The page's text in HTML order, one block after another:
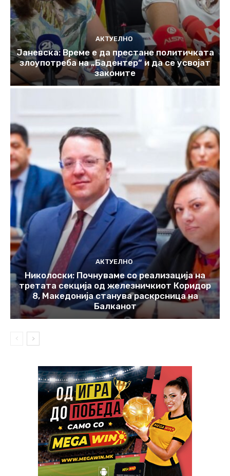
АКТУЕЛНО
Јаневска: Време е да престане политичката
злоупотреба на „Бадентер“ и да се усвојат
законите
АКТУЕЛНО
Николоски: Почнуваме со реализација на
третата секција од железничкиот Коридор
8, Македонија станува раскрсница на
Балканот